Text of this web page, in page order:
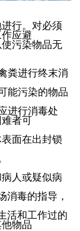
行。对必须
应避
污染物品无
粪进行终末消
能污染的物品
进行消毒处
者可
面在出封锁
人或疑似病
毒的指导，
和工作过的
物品